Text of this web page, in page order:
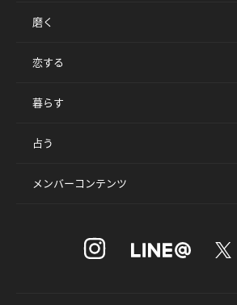
磨く
恋する
暮らす
占う
メンバーコンテンツ